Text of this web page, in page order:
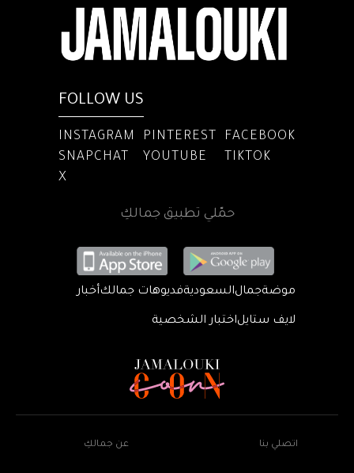
FOLLOW US
INSTAGRAM PINTEREST
FACEBOOK
SNAPCHAT
YOUTUBE
TIKTOK
X
حمّلي تطبيق جمالكِ
موضةجمالالسعوديةفديوهات جمالكأخبار
لايف ستايلاختبار الشخصية
اتصلي بنا عن جمالكِ